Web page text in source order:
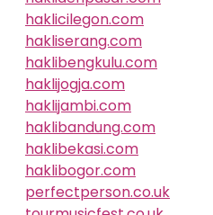
haklicilegon.com
hakliserang.com
haklibengkulu.com
haklijogja.com
haklijambi.com
haklibandung.com
haklibekasi.com
haklibogor.com
perfectperson.co.uk